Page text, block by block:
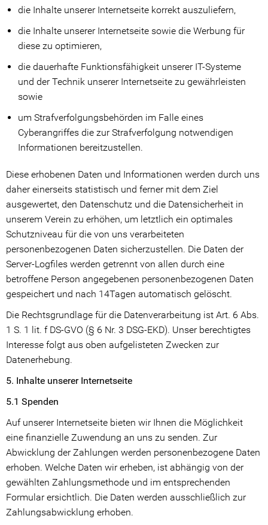
die Inhalte unserer Internetseite korrekt auszuliefern,
die Inhalte unserer Internetseite sowie die Werbung für
diese zu optimieren,
die dauerhafte Funktionsfähigkeit unserer IT-Systeme
und der Technik unserer Internetseite zu gewährleisten
sowie
um Strafverfolgungsbehörden im Falle eines
Cyberangriffes die zur Strafverfolgung notwendigen
Informationen bereitzustellen.
Diese erhobenen Daten und Informationen werden durch uns
daher einerseits statistisch und ferner mit dem Ziel
ausgewertet, den Datenschutz und die Datensicherheit in
unserem Verein zu erhöhen, um letztlich ein optimales
Schutzniveau für die von uns verarbeiteten
personenbezogenen Daten sicherzustellen. Die Daten der
Server-Logfiles werden getrennt von allen durch eine
betroffene Person angegebenen personenbezogenen Daten
gespeichert und nach 14Tagen automatisch gelöscht.
Die Rechtsgrundlage für die Datenverarbeitung ist Art. 6 Abs.
1 S. 1 lit. f DS-GVO (§ 6 Nr. 3 DSG-EKD). Unser berechtigtes
Interesse folgt aus oben aufgelisteten Zwecken zur
Datenerhebung.
5. Inhalte unserer Internetseite
5.1 Spenden
Auf unserer Internetseite bieten wir Ihnen die Möglichkeit
eine finanzielle Zuwendung an uns zu senden. Zur
Abwicklung der Zahlungen werden personenbezogene Daten
erhoben. Welche Daten wir erheben, ist abhängig von der
gewählten Zahlungsmethode und im entsprechenden
Formular ersichtlich. Die Daten werden ausschließlich zur
Zahlungsabwicklung erhoben.